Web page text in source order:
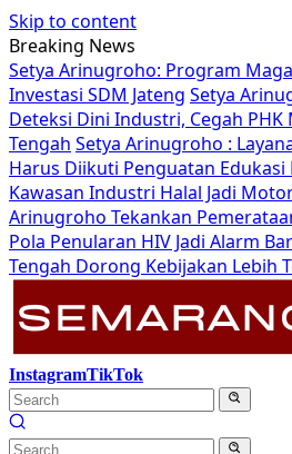
Skip to content
Breaking News
Setya Arinugroho: Program
Investasi SDM Jateng Setya
Deteksi Dini Industri, Cegah PHK
Tengah Setya Arinugroho :
Harus Diikuti Penguatan Edukasi
Kawasan Industri Halal Jadi
Arinugroho Tekankan
Pola Penularan HIV Jadi Alarm
Tengah Dorong Kebijakan Lebih
InstagramTikTok